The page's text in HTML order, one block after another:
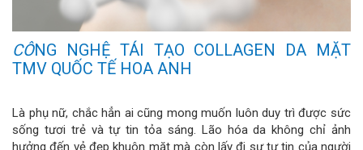
CÔNG NGHỆ TÁI TẠO COLLAGEN DA MẶT
TMV QUỐC TẾ HOA ANH
Là phụ nữ, chắc hẳn ai cũng mong muốn luôn duy trì được sức
sống tươi trẻ và tự tin tỏa sáng. Lão hóa da không chỉ ảnh
hưởng đến vẻ đẹp khuôn mặt mà còn lấy đi sự tự tin của người